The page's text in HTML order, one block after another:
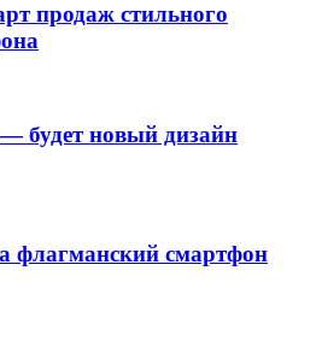
продаж стильного
будет новый дизайн
флагманский смартфон